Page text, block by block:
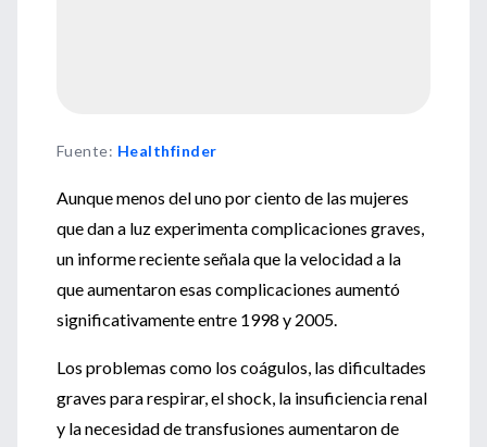
Fuente: Healthfinder
Aunque menos del uno por ciento de las mujeres
que dan a luz experimenta complicaciones graves,
un informe reciente señala que la velocidad a la
que aumentaron esas complicaciones aumentó
significativamente entre 1998 y 2005.
Los problemas como los coágulos, las dificultades
graves para respirar, el shock, la insuficiencia renal
y la necesidad de transfusiones aumentaron de